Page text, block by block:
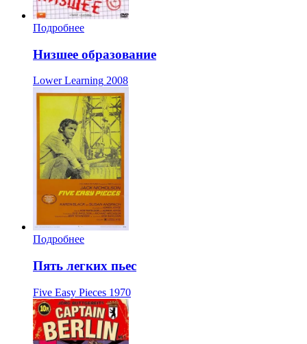
Подробнее
Низшее образование
Lower Learning 2008
Подробнее
Пять легких пьес
Five Easy Pieces 1970